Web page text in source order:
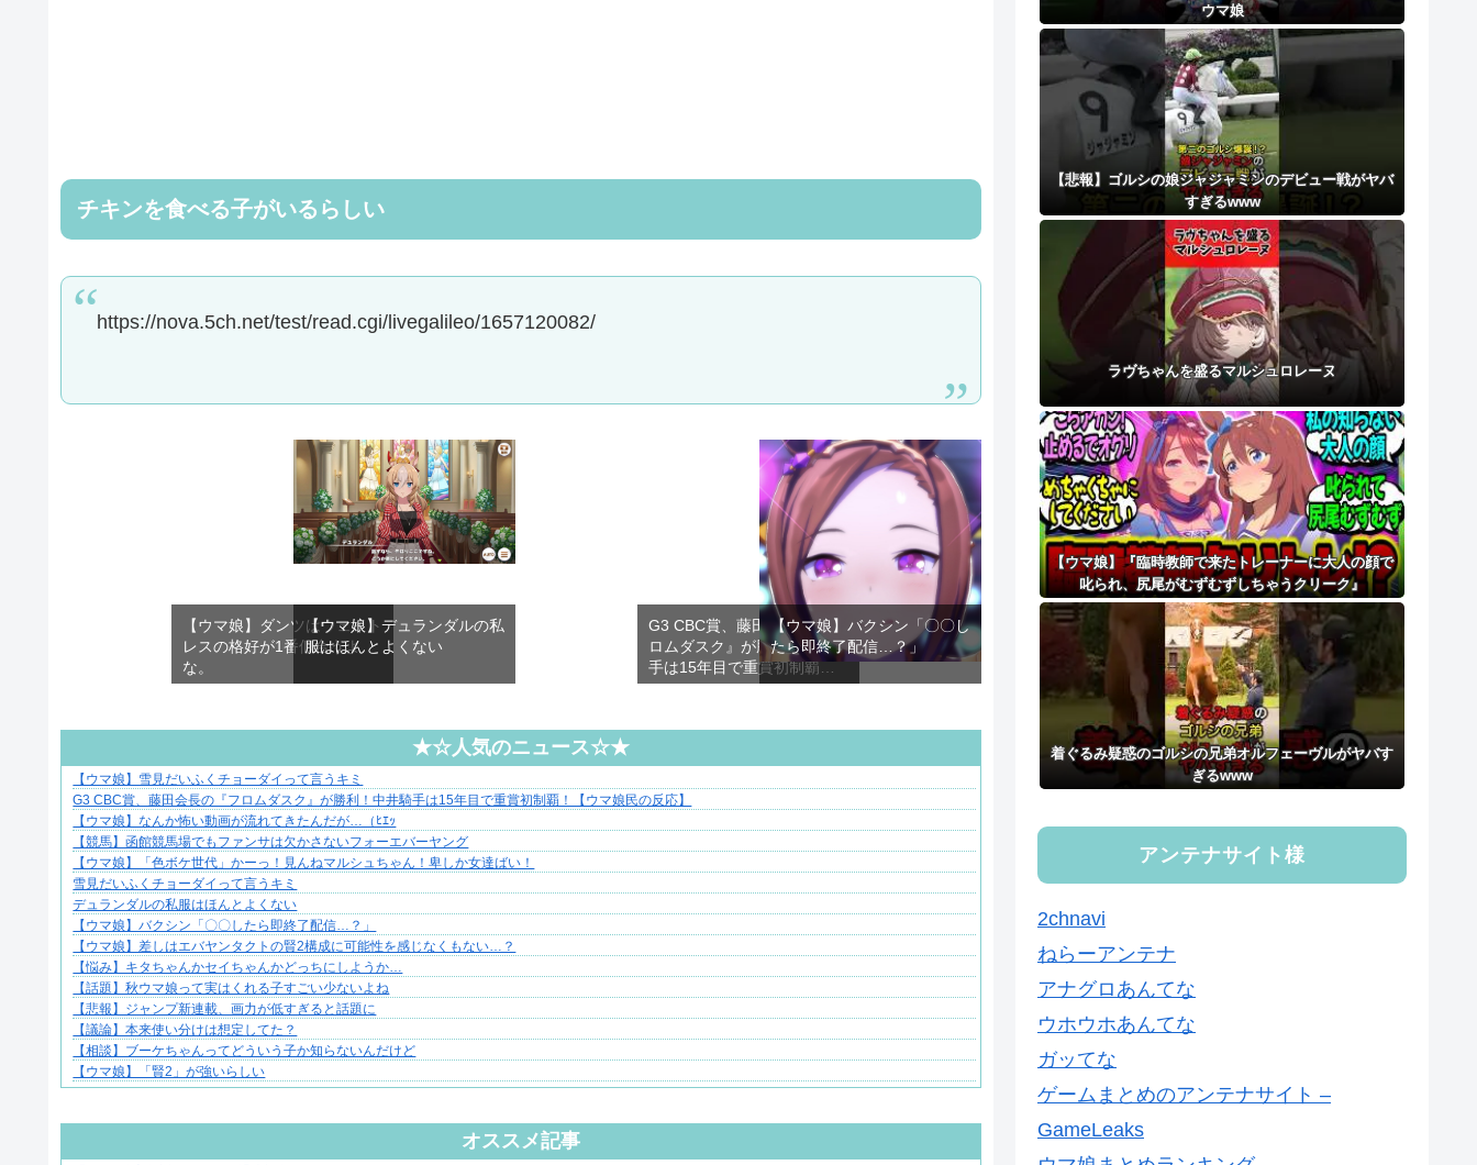
チキンを食べる子がいるらしい
https://nova.5ch.net/test/read.cgi/livegalileo/1657120082/
【ウマ娘】ダンツはウェイト
レスの格好が1番似合うよ
な。
【ウマ娘】デュランダルの私
服はほんとよくない
G3 CBC賞、藤田会長の『フ
ロムダスク』が勝利！中井騎
手は15年目で重賞初制覇…
【ウマ娘】バクシン「〇〇し
たら即終了配信…？」
★☆人気のニュース☆★
【マンガ】海外病院トラブルファイル
【ウマ娘】雪見だいふくチョーダイって言うキミ
G3 CBC賞、藤田会長の『フロムダスク』が勝利！中井騎手は15年目で重賞初制覇！【ウマ娘民の反応】
【ウマ娘】なんか怖い動画が流れてきたんだが…（ﾋｴｯ
【競馬】函館競馬場でもファンサは欠かさないフォーエバーヤング
【ウマ娘】「色ボケ世代」かーっ！見んねマルシュちゃん！卑しか女達ばい！
雪見だいふくチョーダイって言うキミ
デュランダルの私服はほんとよくない
【ウマ娘】バクシン「〇〇したら即終了配信…？」
【ウマ娘】差しはエバヤンタクトの賢2構成に可能性を感じなくもない…？
【悩み】キタちゃんかセイちゃんかどっちにしようか…
【話題】秋ウマ娘って実はくれる子すごい少ないよね
【悲報】ジャンプ新連載、画力が低すぎると話題に
【議論】本来使い分けは想定してた？
【相談】ブーケちゃんってどういう子か知らないんだけど
【ウマ娘】「賢2」が強いらしい
オススメ記事
ウマ娘
【悲報】ゴルシの娘ジャジャミンのデビュー戦がヤバ
すぎるwww
ラヴちゃんを盛るマルシュロレーヌ
【ウマ娘】『臨時教師で来たトレーナーに大人の顔で
叱られ、尻尾がむずむずしちゃうクリーク』
着ぐるみ疑惑のゴルシの兄弟オルフェーヴルがヤバす
ぎるwww
アンテナサイト様
2chnavi
ねらーアンテナ
アナグロあんてな
ウホウホあんてな
ガッてな
ゲームまとめのアンテナサイト –
GameLeaks